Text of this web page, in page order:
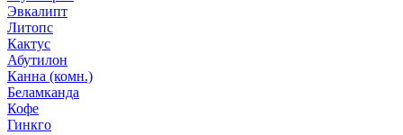
Эвкалипт
Литопс
Кактус
Абутилон
Канна (комн.)
Беламканда
Кофе
Гинкго